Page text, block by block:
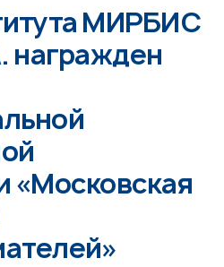
МИРБИС
награжден
«Московская